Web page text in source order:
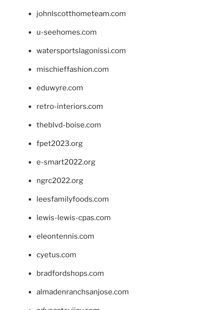
johnlscotthometeam.com
u-seehomes.com
watersportslagonissi.com
mischieffashion.com
eduwyre.com
retro-interiors.com
theblvd-boise.com
fpet2023.org
e-smart2022.org
ngrc2022.org
leesfamilyfoods.com
lewis-lewis-cpas.com
eleontennis.com
cyetus.com
bradfordshops.com
almadenranchsanjose.com